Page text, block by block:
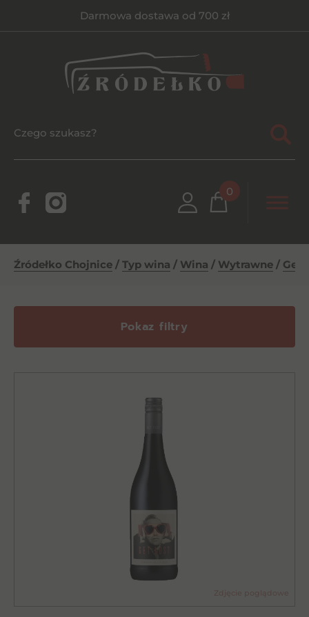
Darmowa dostawa od 700 zł
0
Źródełko Chojnice / Typ wina / Wina / Wytrawne / Get
Pokaz filtry